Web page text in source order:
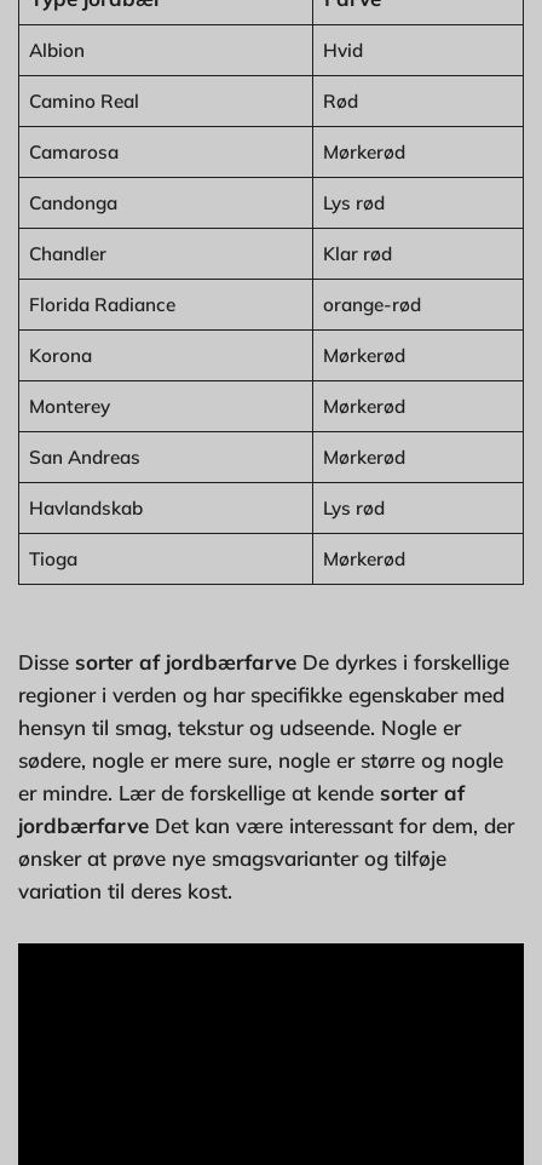
Albion Hvid
Camino Real Rød
Camarosa Mørkerød
Candonga Lys rød
Chandler Klar rød
Florida Radiance orange-rød
Korona Mørkerød
Monterey Mørkerød
San Andreas Mørkerød
Havlandskab Lys rød
Tioga Mørkerød
Disse sorter af jordbærfarve De dyrkes i forskellige
regioner i verden og har specifikke egenskaber med
hensyn til smag, tekstur og udseende. Nogle er
sødere, nogle er mere sure, nogle er større og nogle
er mindre. Lær de forskellige at kende sorter af
jordbærfarve Det kan være interessant for dem, der
ønsker at prøve nye smagsvarianter og tilføje
variation til deres kost.